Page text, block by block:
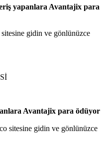
yapanlara Avantajix para
gidin ve gönlünüzce
Avantajix para ödüyor
sitesine gidin ve gönlünüzce